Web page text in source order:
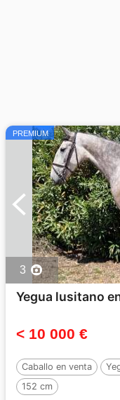
PREMIUM
3
Yegua lusitano
< 10 000 €
Caballo en venta
152 cm